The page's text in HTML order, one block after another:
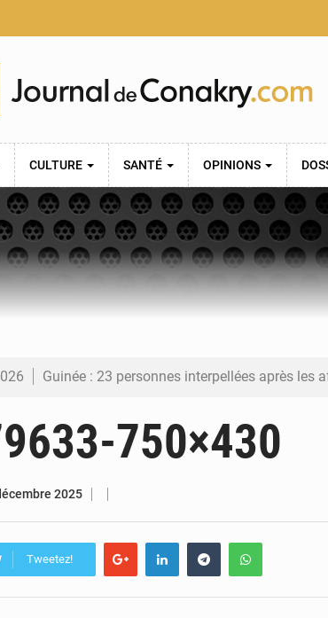
CULTURE SANTÉ OPINIONS
Guinée : 23 personnes interpellées après les affrontements entre Bankoumana
Forces Vives en Guinée : la coalition critique la gestion
Guinée : Conakry explore un partenariat avec le groupe égyptien The Arab Contractors
750×430
2025
Tweetez!